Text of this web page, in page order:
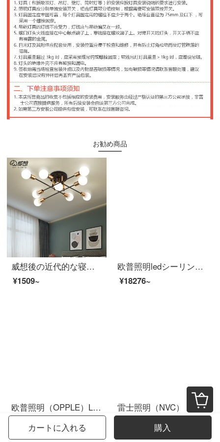
お勧め商品
威想後の近代的な寝室灯の新型の簡約客間書斎はトップライトを吸い込みます。暖かいアイデアの魔豆分子灯器具2頭-黒-E 27三色光源を送ります。
¥1509~
欧普照明ledシーリングライト具套餐 背光创意设计 时尚 客厅灯大气长方形室内卧室灯 推荐【3室】5灯-遥控调光客厅灯+圆卧x3+吊扇
¥18276~
欧普照明（OPPLE）LEDシーリングライト客厅灯 新中式卧室阳台长方形吊飾餐厅ランプ套餐 インテリジェント音箱/AI智控调光 月疏影
雷士照明（NVC） 卧室灯ledシーリングライト厨卫灯厨房灯阳台灯餐厅灯現代简约超薄防蚊防潮防触电三防ランプ 力荐！12瓦正白光 295*68mm【珍珠白】
カートに入れる 購入